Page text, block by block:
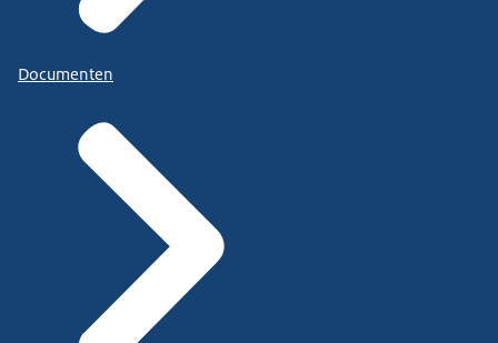
Documenten